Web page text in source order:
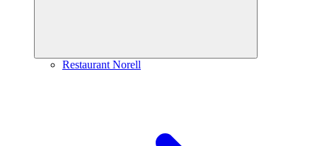
Restaurant Norell